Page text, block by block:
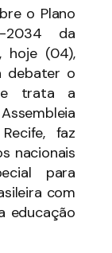
o Plano
2034 da
hoje (04),
debater o
trata a
faz
nacionais
para
com
educação